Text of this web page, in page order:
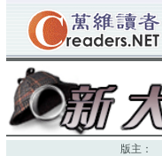
版主：